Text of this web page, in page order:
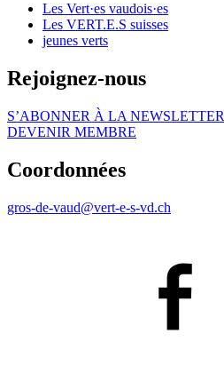
Les Vert·es vaudois·es
Les VERT.E.S suisses
jeunes verts
Rejoignez-nous
S’ABONNER À LA NEWSLETTER
DEVENIR MEMBRE
Coordonnées
gros-de-vaud@vert-e-s-vd.ch